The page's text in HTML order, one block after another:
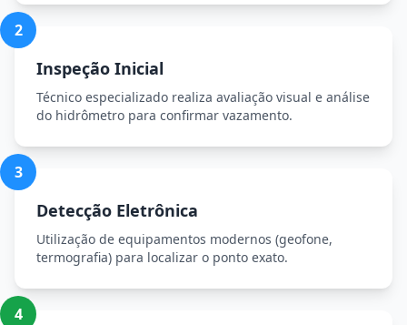
2
Inspeção Inicial
Técnico especializado realiza avaliação visual e análise
do hidrômetro para confirmar vazamento.
3
Detecção Eletrônica
Utilização de equipamentos modernos (geofone,
termografia) para localizar o ponto exato.
4